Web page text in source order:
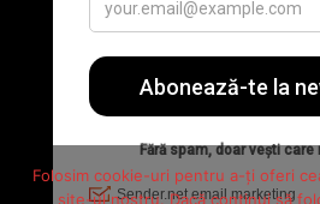
Folosim cookie-uri pentru a-ți oferi
site-ul nostru. Dacă continui să